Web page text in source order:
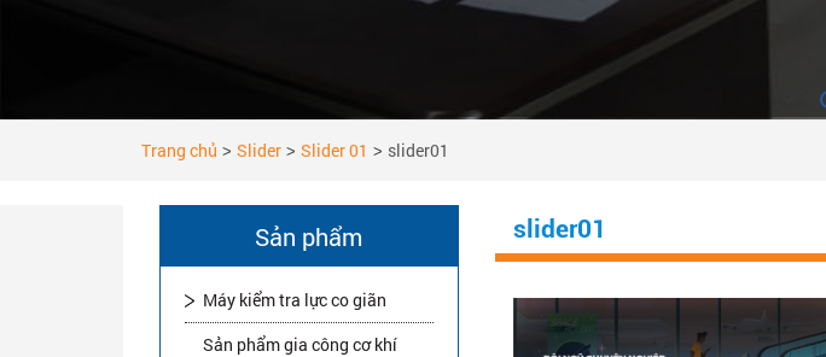
Trang chủ > Slider > Slider 01 > slider01
Sản phẩm
Máy kiểm tra lực co giãn
Sản phẩm gia công cơ khí
slider01